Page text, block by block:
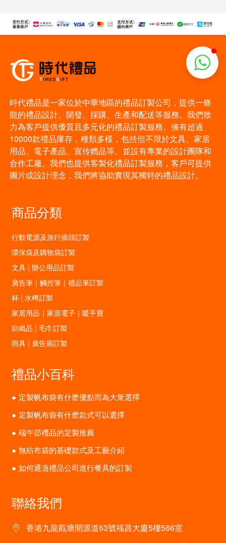
時代禮品是一家位於中華地區的禮品訂製公司，提供一條
龍的禮品設計、開發、採購、生產和配送等服務。我們致
力為客戶提供優質且多元化的禮品訂製服務。擁有超過
10000款禮品庫存，種類多樣，包括但不限於文具、家居
用品、電子產品、宣传赠品等。並設有專業的設計團隊和
合作工廠。我們也提供客製化禮品訂製服務，客戶可提供
圖片或設計理念，我們將協助實現其獨特的禮品設計。
商品分類
行動電源及旅行插頭訂製
環保袋及購物袋訂製
文具 | 辦公用品訂製
廣告筆｜觸控筆｜禮品筆訂製
杯 | 水樽訂製
家居用品｜家居電子｜暖手寶
紡織品 | 毛巾訂製
雨具 | 廣告扇訂製
禮品小百科
定製帆布袋有什麽優點而為大衆選擇
定製帆布袋有什麽款式可以選擇
端午節禮品的定製推薦
無紡布袋的基礎款式及工藝介紹
如何通過禮品公司進行餐具的訂製
聯絡我們
香港九龍觀塘開源道63號福昌大廈5樓566室